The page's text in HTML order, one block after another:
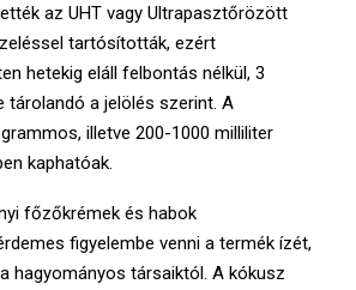
az UHT vagy Ultrapasztőrözött
tartósították, ezért
hetekig eláll felbontás nélkül, 3
tárolandó a jelölés szerint. A
illetve 200-1000 milliliter
kaphatóak.
főzőkrémek és habok
figyelembe venni a termék ízét,
hagyományos társaiktól. A kókusz